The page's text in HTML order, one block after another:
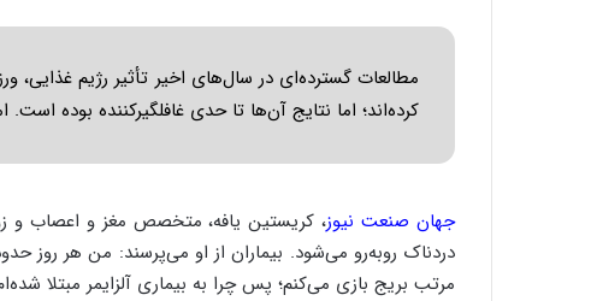
مطالعات گسترده‌ای در سال‌های اخیر تأثیر رژیم غذایی،
کرده‌اند؛ اما نتایج آن‌ها تا حدی غافلگیرکننده بوده
جهان صنعت نیوز، کریستین یافه، متخصص مغز و اعصاب و
دردناک روبه‌رو می‌شود. بیماران از او می‌پرسند: من هر روز
مرتب بریج بازی می‌کنم؛ پس چرا به بیماری آلزایمر مبتلا